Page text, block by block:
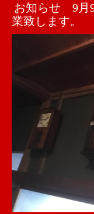
お知らせ 9月
業致します。